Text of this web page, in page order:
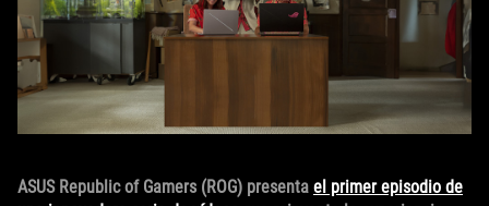
ASUS Republic of Gamers (ROG) presenta el primer episodio de